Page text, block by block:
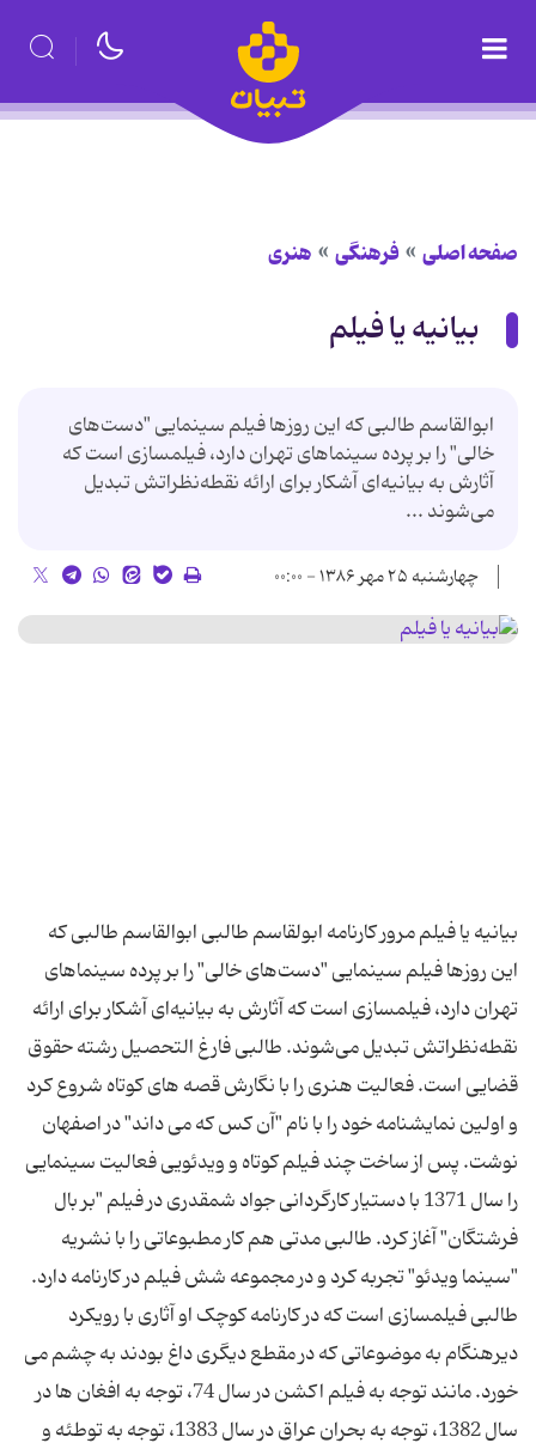
صفحه اصلی فرهنگی هنری
بیانیه یا فیلم
ابوالقاسم طالبی که این روزها فیلم سینمایی "دست‌های
خالی" را بر پرده سینماهای تهران دارد، فیلمسازی است که
آثارش به بیانیه‌ای آشکار برای ارائه نقطه‌نظراتش تبدیل
می‌شوند ...
چهارشنبه ۲۵ مهر ۱۳۸۶ - ۰۰:۰۰
بیانیه یا فیلم مرور کارنامه ابولقاسم طالبی ابوالقاسم طالبی که
این روزها فیلم سینمایی "دست‌های خالی" را بر پرده سینماهای
تهران دارد، فیلمسازی است که آثارش به بیانیه‌ای آشکار برای ارائه
نقطه‌نظراتش تبدیل می‌شوند. طالبی فارغ التحصیل رشته حقوق
قضایی است. فعالیت هنری را با نگارش قصه های کوتاه شروع کرد
و اولین نمایشنامه خود را با نام "آن کس که می داند" در اصفهان
نوشت. پس از ساخت چند فیلم کوتاه و ویدئویی فعالیت سینمایی
را سال 1371 با دستیار کارگردانی جواد شمقدری در فیلم "بر بال
فرشتگان" آغاز کرد. طالبی مدتی هم کار مطبوعاتی را با نشریه
"سینما ویدئو" تجربه کرد و در مجموعه شش فیلم در کارنامه دارد.
طالبی فیلمسازی است که در کارنامه کوچک او آثاری با رویکرد
دیرهنگام به موضوعاتی که در مقطع دیگری داغ بودند به چشم می
خورد. مانند توجه به فیلم اکشن در سال 74، توجه به افغان ها در
سال 1382، توجه به بحران عراق در سال 1383، توجه به توطئه و